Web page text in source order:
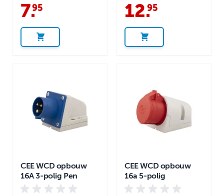
7.
95 12.
95
CEE WCD opbouw
16A 3-polig Pen
CEE WCD opbouw
16a 5-polig